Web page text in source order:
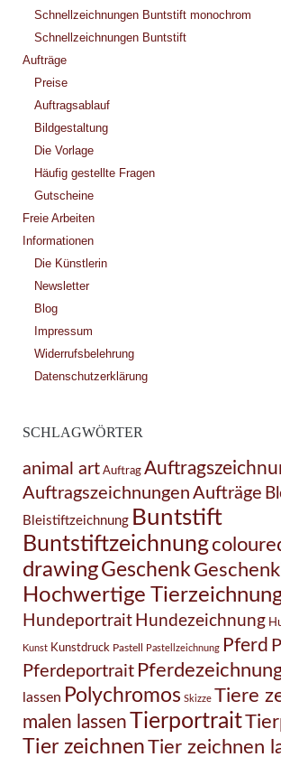
Schnellzeichnungen Buntstift monochrom
Schnellzeichnungen Buntstift
Aufträge
Preise
Auftragsablauf
Bildgestaltung
Die Vorlage
Häufig gestellte Fragen
Gutscheine
Freie Arbeiten
Informationen
Die Künstlerin
Newsletter
Blog
Impressum
Widerrufsbelehrung
Datenschutzerklärung
SCHLAGWÖRTER
animal art Auftrag
Auftragszeichnungen Aufträge
Bleistiftzeichnung Buntstift
Buntstiftzeichnung
drawingGeschenk
Hochwertige
Hundeportrait Hundezeichnung
Kunst Kunstdruck Pastell Pastellzeichnung Pferd
Pferdeportrait
lassen Polychromos Skizze Tiere
malen lassenTierportrait
Tier zeichnenTier zeichnen